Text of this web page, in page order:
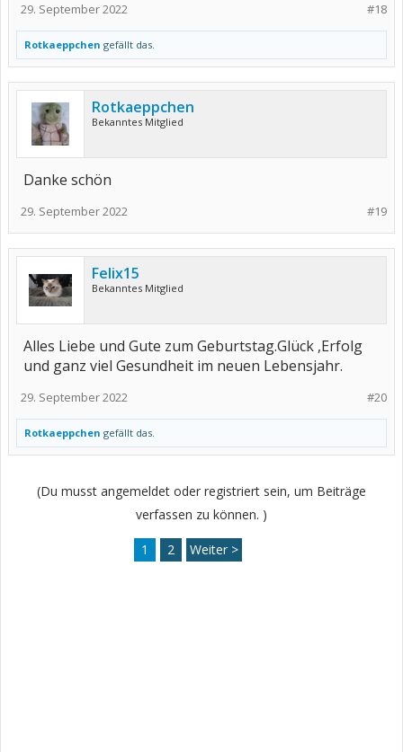
#18
29. September 2022
Rotkaeppchen gefällt das.
Rotkaeppchen
Bekanntes Mitglied
Danke schön
#19
29. September 2022
Felix15
Bekanntes Mitglied
Alles Liebe und Gute zum Geburtstag.Glück ,Erfolg
und ganz viel Gesundheit im neuen Lebensjahr.
#20
29. September 2022
Rotkaeppchen gefällt das.
(Du musst angemeldet oder registriert sein, um Beiträge
verfassen zu können. )
1 2 Weiter >